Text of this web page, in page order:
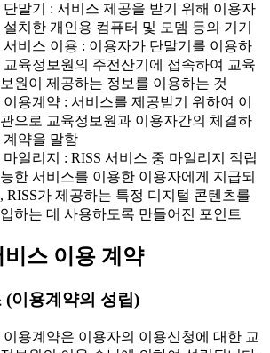
말기 : 서비스 제공을 받기 위해 이용자
설치한 개인용 컴퓨터 및 모뎀 등의 기기
비스 이용 : 이용자가 단말기를 이용하
교육정보원의 주전산기에 접속하여 교육
원이 제공하는 정보를 이용하는 것
용계약 : 서비스를 제공받기 위하여 이
으로 교육정보원과 이용자간의 체결하
계약을 말함
일리지 : RISS 서비스 중 마일리지 적립
한 서비스를 이용한 이용자에게 지급되
RISS가 제공하는 특정 디지털 콘텐츠를
하는 데 사용하도록 만들어진 포인트
비스 이용 계약
(이용계약의 성립)
용계약은 이용자의 이용신청에 대한 교